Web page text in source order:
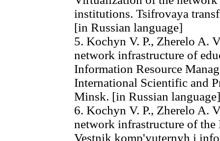
institutions. Tsifrovaya
[in Russian language]
5. Kochyn V. P., Zherelo A.
network infrastructure of
Information Resource
International Scientific and
Minsk. [in Russian language]
6. Kochyn V. P., Zherelo A.
network infrastructure of
Vestnik komp'yuternyh i